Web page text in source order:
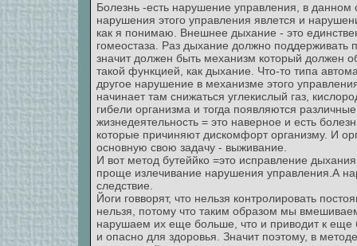
Болезнь -есть нарушение управления, в данном
нарушения этого управления явлется и
как я понимаю. Внешнее дыхание - это
гомеостаза. Раз дыхание должно поддерживать
значит должен быть механизм который должен
такой функцией, как дыхание. Что-то типа
другое нарушение в механизме этого
начинает там снижаться углекислый газ,
гибели организма и тогда появляются
жизнедеятельность = это наверное и есть
которые причиняют дискомфорт организму. И
основную свою задачу - выживание.
И вот метод бутеййко =это исправление
проще излечивание нарушения управления.А
следствие.
Йоги говворят, что нельзя контролировать
нельзя, потому что таким образом мы
нарушаем их еще больше, что и приводит к еще
и опасно для здоровья. Значит поэтому, в